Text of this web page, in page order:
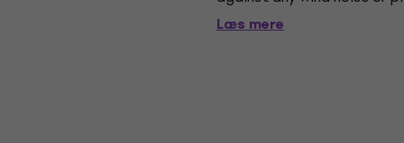
Læs mere